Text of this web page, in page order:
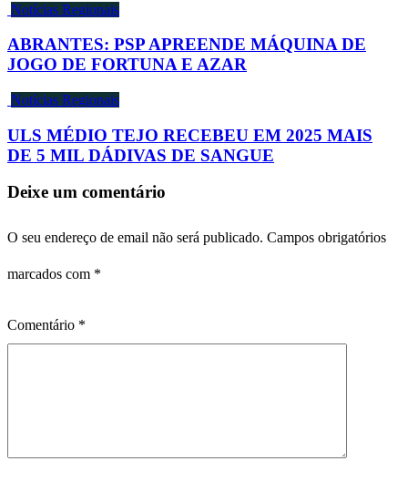
Notícias Regionais
ABRANTES: PSP APREENDE MÁQUINA DE
JOGO DE FORTUNA E AZAR
Notícias Regionais
ULS MÉDIO TEJO RECEBEU EM 2025 MAIS
DE 5 MIL DÁDIVAS DE SANGUE
Deixe um comentário
O seu endereço de email não será publicado. Campos obrigatórios
marcados com *
Comentário *